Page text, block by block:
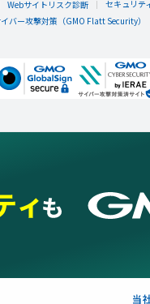
うの樹が若木になりそうです。も
う。
ルキット
Webサイトリスク診断
セキュリテ
バー攻撃対策（GMO Flatt Security）